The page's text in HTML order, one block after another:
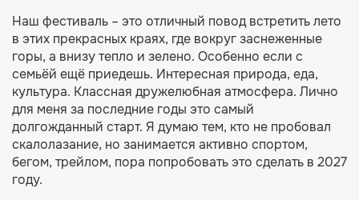
Наш фестиваль – это отличный повод встретить лето
в этих прекрасных краях, где вокруг заснеженные
горы, а внизу тепло и зелено. Особенно если с
семьёй ещё приедешь. Интересная природа, еда,
культура. Классная дружелюбная атмосфера. Лично
для меня за последние годы это самый
долгожданный старт. Я думаю тем, кто не пробовал
скалолазание, но занимается активно спортом,
бегом, трейлом, пора попробовать это сделать в 2027
году.